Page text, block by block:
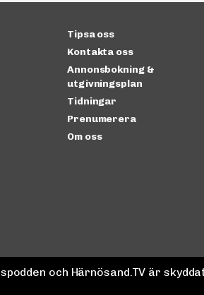
Tipsa oss
Kontakta oss
Annonsbokning &
utgivningsplan
Tidningar
Prenumerera
Om oss
och Härnösand.TV är